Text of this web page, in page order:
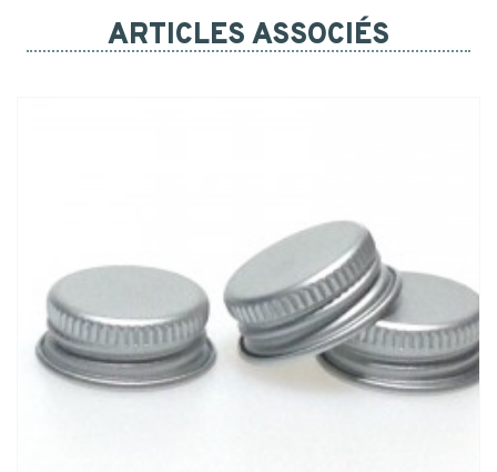
ARTICLES ASSOCIÉS